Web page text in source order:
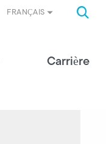
FRANÇAIS
Carrière